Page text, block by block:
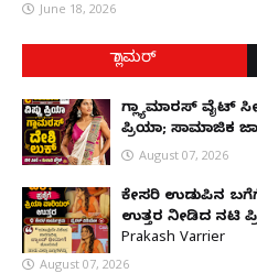
June 18, 2026
ಗ್ಲಾಮರ್
ಗ್ಲ್ಯಾಮಾರಸ್ ವೈಟ್‌
ಪ್ರಿಯಾ; ಸಾಮಾಜಿಕ
August 07, 2026
ಕೇಸರಿ ಉಡುಪಿನ
ಉತ್ತರ ನೀಡಿದ ನಟಿ
Prakash Varrier
August 07, 2026